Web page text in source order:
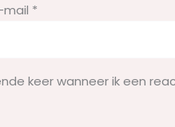
mail *
keer wanneer ik een